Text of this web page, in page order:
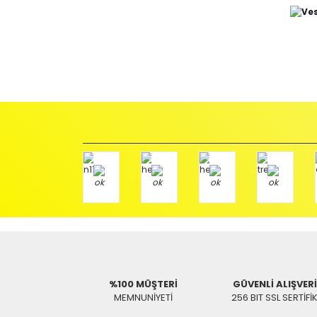
gerekir.
ödemeli olarak göndermenizi rica ederiz.
Antenci Elektronik San.Tic.Ltd.Şti.
Adres : Akıncılar Mh. Pancar Arkası Sk. No:10/B2 KARESİ /
Aras Kargo Anlaşma No : 152 294 193 1342
%100 MÜŞTERİ
MEMNUNİYETİ
GÜVENLİ
256 BIT SSL